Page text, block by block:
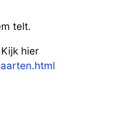
telt.
hier